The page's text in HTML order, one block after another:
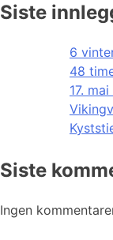
Siste
6
48
17.
Siste
Ingen